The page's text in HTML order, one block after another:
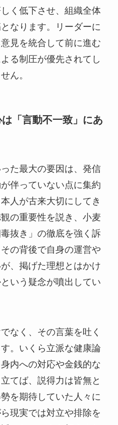
く低下させ、組織全体
なります。リーダーに
見を統合して前に進む
る制圧が優先されてし
ん。
「言動不一致」にあ
た最大の要因は、発信
伴っていない点に集約
人が古来大切にしてき
の重要性を説き、小麦
抜き」の徹底を強く訴
の背後で自身の運営や
、掲げた理想とはかけ
いう疑念が噴出してい
なく、その言葉を吐く
。いくら立派な健康論
内への対応や金銭的な
てば、説得力は皆無と
を期待していた人々に
現実では対立や排除を